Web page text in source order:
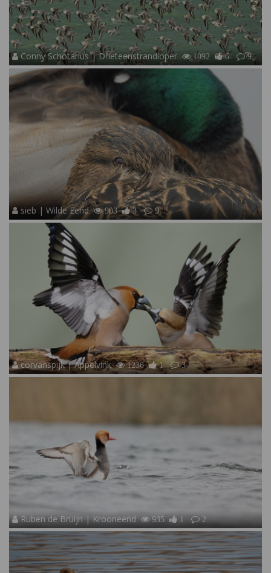
Conny Schotanus | Drieteenstrandloper 1092 6 9
sieb | Wilde Eend 903 3 9
corvanspijk | Appelvink 1236 1 3
Ruben de Bruijn | Krooneend 935 1 2